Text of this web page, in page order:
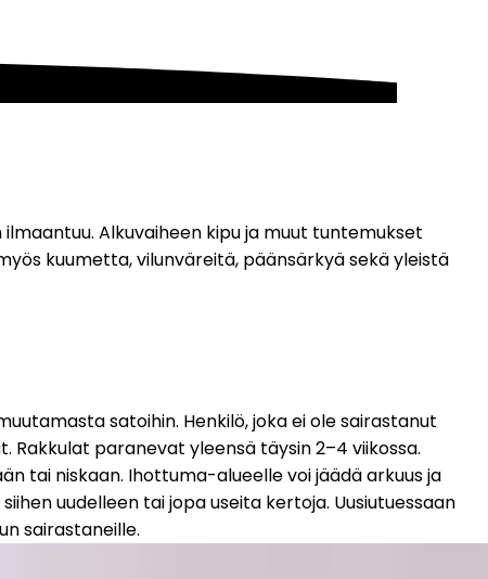
Alkuvaiheen kipu ja muut tuntemukset
kuumetta, vilunväreitä, päänsärkyä sekä yleistä
satoihin. Henkilö, joka ei ole sairastanut
Rakkulat paranevat yleensä täysin 2–4 viikossa.
tai niskaan. Ihottuma-alueelle voi jäädä arkuus ja
uudelleen tai jopa useita kertoja. Uusiutuessaan
sairastaneille.